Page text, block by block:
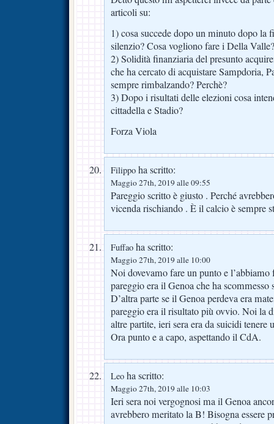
articoli su:
1) cosa succede dopo un minuto dopo la
silenzio? Cosa vogliono fare i Della Valle?
2) Solidità finanziaria del presunto
che ha cercato di acquistare Sampdoria,
sempre rimbalzando? Perchè?
3) Dopo i risultati delle elezioni cosa
cittadella e Stadio?
Forza Viola
Filippo ha scritto:
Maggio 27th, 2019 alle 09:55
Pareggio scritto è giusto . Perché
vicenda rischiando . È il calcio è sempre
Fuffao ha scritto:
Maggio 27th, 2019 alle 10:00
Noi dovevamo fare un punto e
pareggio era il Genoa che ha
D’altra parte se il Genoa perdeva era
pareggio era il risultato più ovvio. Noi la
altre partite, ieri sera era da suicidi tenere
Ora punto e a capo, aspettando il CdA.
Leo ha scritto:
Maggio 27th, 2019 alle 10:03
Ieri sera noi vergognosi ma il Genoa
avrebbero meritato la B! Bisogna essere